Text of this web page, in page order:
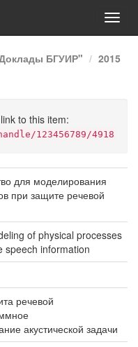
БГУИР"
2015
to this item:
123456789/4918
для моделирования
при защите речевой
of physical processes
speech information
речевой
акустической задачи